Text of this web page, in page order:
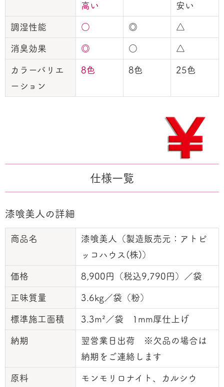
高い
安い
調湿性能 ○ ◎ △
消臭効果 ◎ ○ △
カラーバリエ
ーション
8色 8色 25色
仕様一覧
漆喰美人の詳細
商品名
漆喰美人（製造販売元：アトピ
ッコハウス(株)）
価格 8,900円（税込9,790円）／袋
正味質量 3.6kg／袋（粉）
標準施工面積 3.3m²／袋 1mm厚仕上げ
納期
翌営業日出荷 ※欠品の場合は
納期をご連絡します
原料
モンモリロナイト、カルシウ